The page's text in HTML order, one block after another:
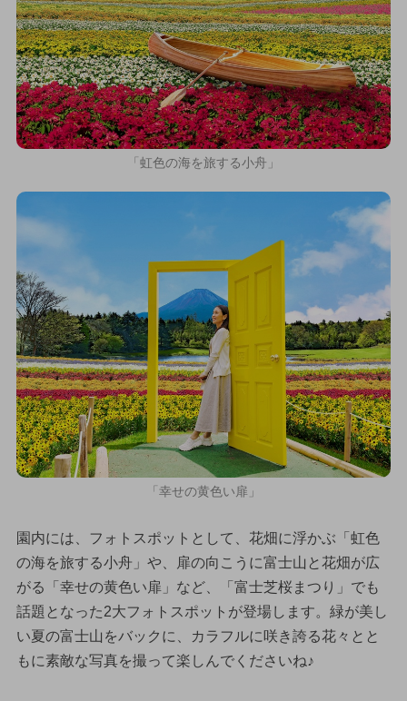
「虹色の海を旅する小舟」
「幸せの黄色い扉」
園内には、フォトスポットとして、花畑に浮かぶ「虹色
の海を旅する小舟」や、扉の向こうに富士山と花畑が広
がる「幸せの黄色い扉」など、「富士芝桜まつり」でも
話題となった2大フォトスポットが登場します。緑が美し
い夏の富士山をバックに、カラフルに咲き誇る花々とと
もに素敵な写真を撮って楽しんでくださいね♪